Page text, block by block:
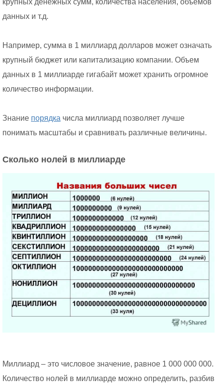
крупных денежных сумм, количества населения, объемов
данных и т.д.
Например, сумма в 1 миллиард долларов может означать
крупный бюджет или капитализацию компании. Объем
данных в 1 миллиарде гигабайт может хранить огромное
количество информации.
Знание порядка числа миллиард позволяет лучше
понимать масштабы и сравнивать различные величины.
Сколько нолей в миллиарде
Миллиард – это числовое значение, равное 1 000 000 000.
Количество нолей в миллиарде можно определить, разбив